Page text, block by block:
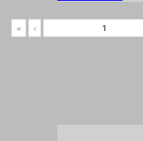
« ‹